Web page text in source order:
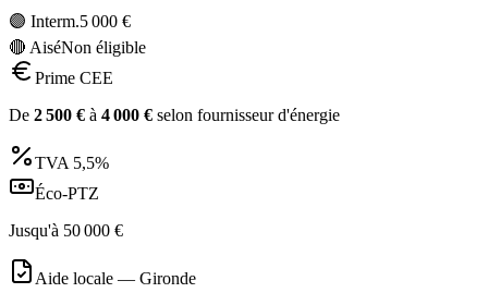
🟣 Interm.5 000 €
🔴 AiséNon éligible
Prime CEE
De 2 500 € à 4 000 € selon fournisseur d'énergie
TVA 5,5%
Éco-PTZ
Jusqu'à 50 000 €
Aide locale — Gironde